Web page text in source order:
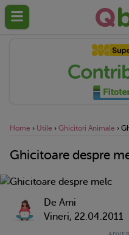
Home › Utile › Ghicitori Animale ›
Ghicitoare despre
De Ami
Vineri, 22.04.2011